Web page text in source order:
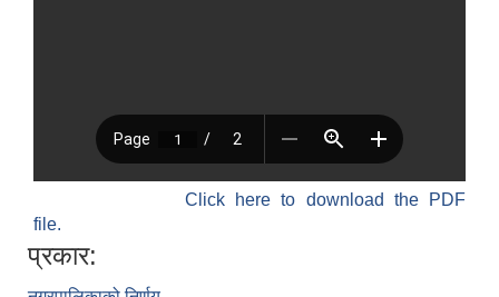
Click here to download the PDF
file.
प्रकार: